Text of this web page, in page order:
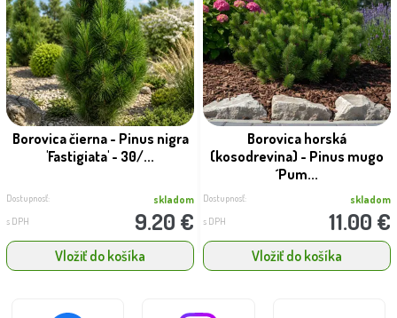
Borovica čierna - Pinus nigra
'Fastigiata' - 30/...
Dostupnosť: skladom
s DPH 9.20 €
Vložiť do košíka
Borovica horská
(kosodrevina) - Pinus mugo
´Pum...
Dostupnosť: skladom
s DPH 11.00 €
Vložiť do košíka